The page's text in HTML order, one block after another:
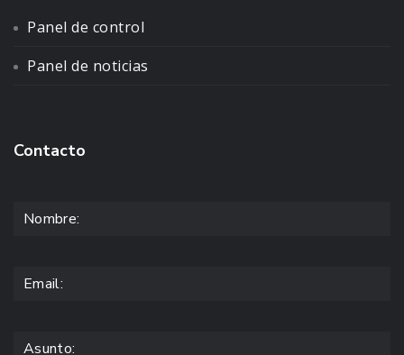
Panel de control
Panel de noticias
Contacto